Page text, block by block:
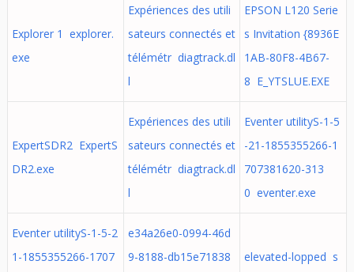
Explorer 1 explorer.
exe
Expériences des utili
sateurs connectés et
télémétr diagtrack.dl
l
EPSON L120 Serie
s Invitation {8936E
1AB-80F8-4B67-
8 E_YTSLUE.EXE
ExpertSDR2 ExpertS
DR2.exe
Expériences des utili
sateurs connectés et
télémétr diagtrack.dl
l
Eventer utilityS-1-5
-21-1855355266-1
707381620-313
0 eventer.exe
Eventer utilityS-1-5-2
1-1855355266-1707
e34a26e0-0994-46d
9-8188-db15e71838
elevated-lopped s